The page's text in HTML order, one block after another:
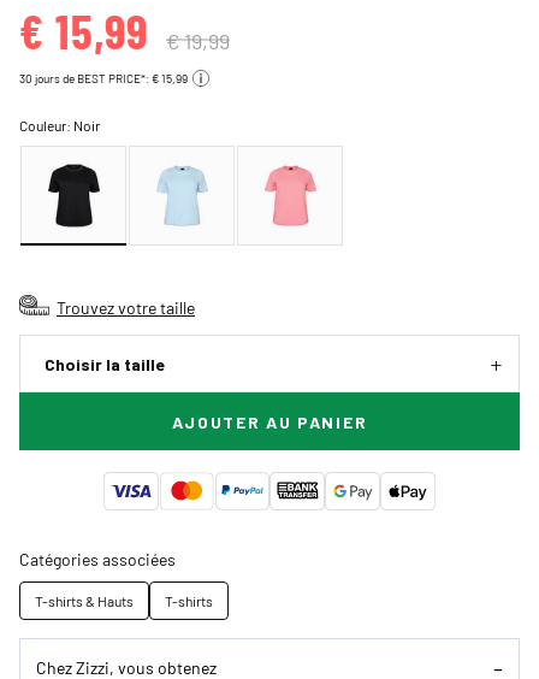
€ 15,99 € 19,99
30 jours de BEST PRICE*: € 15,99
Couleur: Noir
Trouvez votre taille
Choisir la taille
AJOUTER AU PANIER
Catégories associées
T-shirts & Hauts T-shirts
Chez Zizzi, vous obtenez